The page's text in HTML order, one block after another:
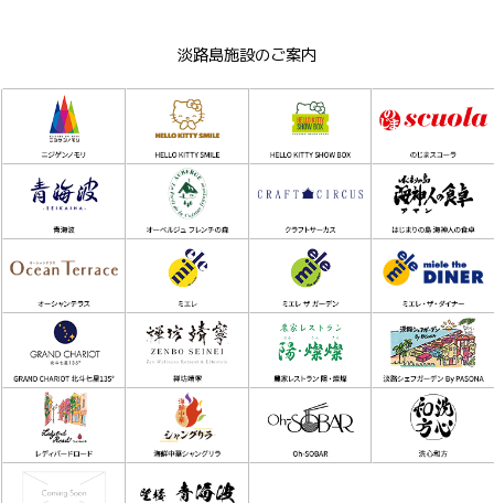
淡路島施設のご案内